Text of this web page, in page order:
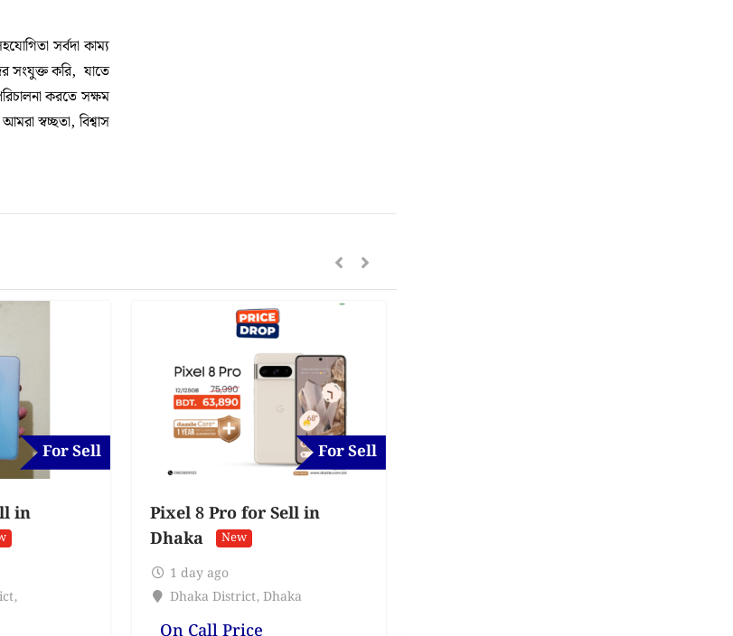
সর্বদা কাম্য
সংযুক্ত করি, যাতে
করতে সক্ষম
স্বচ্ছতা, বিশ্বাস
For Sell
in
,
For Sell
Pixel 8 Pro for Sell in
Dhaka
New
1 day ago
Dhaka District, Dhaka
On Call Price